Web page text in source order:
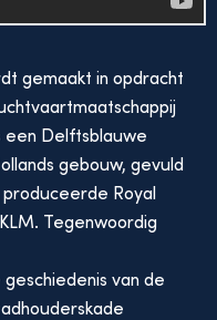
gemaakt in opdracht
een Delftsblauwe
gebouw, gevuld
Royal
Tegenwoordig
van de